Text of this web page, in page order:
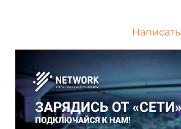
Написать